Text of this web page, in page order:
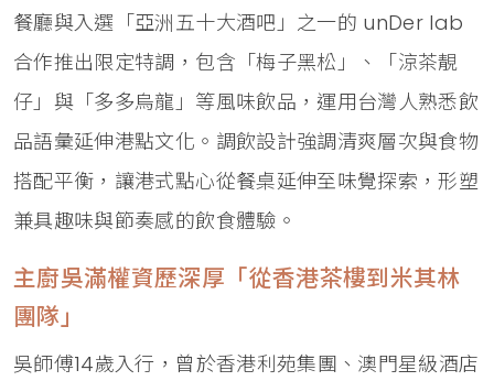
餐廳與入選「亞洲五十大酒吧」之一的 unDer lab
合作推出限定特調，包含「梅子黑松」、「涼茶靚
仔」與「多多烏龍」等風味飲品，運用台灣人熟悉飲
品語彙延伸港點文化。調飲設計強調清爽層次與食物
搭配平衡，讓港式點心從餐桌延伸至味覺探索，形塑
兼具趣味與節奏感的飲食體驗。
主廚吳滿權資歷深厚「從香港茶樓到米其林
團隊」
吳師傅14歲入行，曾於香港利苑集團、澳門星級酒店